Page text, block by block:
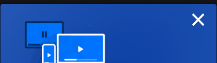
Música Portuguesa a Gostar dela Própria
04 dez. 2025
Joaquim Sousa e Manuel Bento - la la la
×